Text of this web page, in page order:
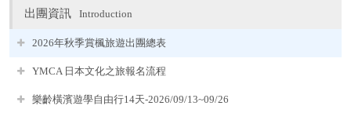
出團資訊 Introduction
2026年秋季賞楓旅遊出團總表
YMCA 日本文化之旅報名流程
樂齡橫濱遊學自由行14天-2026/09/13~09/26